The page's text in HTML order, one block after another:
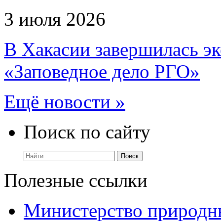
3 июля 2026
В Хакасии завершилась
«Заповедное дело РГО»
Ещё новости »
Поиск по сайту
Полезные ссылки
Министерство